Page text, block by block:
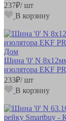
237₽/ шт
В корзину
Шина '0' N 8х12мм
изолятора EKF
233₽/ шт
В корзину